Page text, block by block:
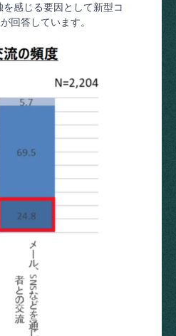
感じる要因として新型コ
回答しています。